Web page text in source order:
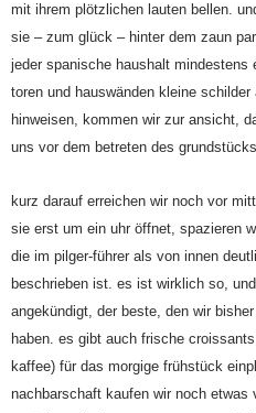
mit ihrem plötzlichen lauten bellen.
sie – zum glück – hinter dem zaun
jeder spanische haushalt mindestens
toren und hauswänden kleine
hinweisen, kommen wir zur ansicht,
uns vor dem betreten des
kurz darauf erreichen wir noch vor
sie erst um ein uhr öffnet, spazieren
die im pilger-führer als von innen
beschrieben ist. es ist wirklich so,
angekündigt, der beste, den wir
haben. es gibt auch frische
kaffee) für das morgige frühstück
nachbarschaft kaufen wir noch etwas